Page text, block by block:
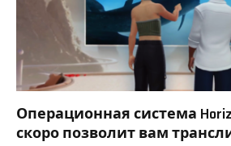
Операционная система
скоро позволит вам